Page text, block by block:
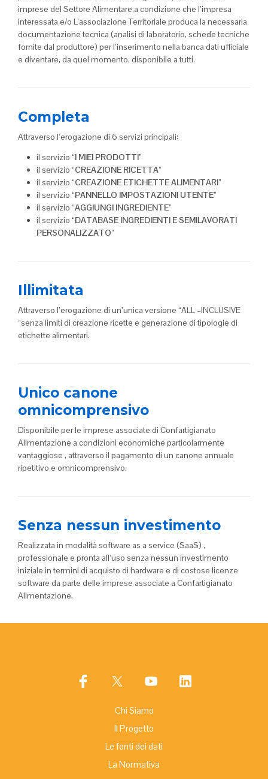
imprese del Settore Alimentare,a condizione che l’impresa
interessata e/o L’associazione Territoriale produca la necessaria
documentazione tecnica (analisi di laboratorio, schede tecniche
fornite dal produttore) per l’inserimento nella banca dati ufficiale
e diventare, da quel momento, disponibile a tutti.
Completa
Attraverso l’erogazione di 6 servizi principali:
il servizio “I MIEI PRODOTTI”
il servizio “CREAZIONE RICETTA”
il servizio “CREAZIONE ETICHETTE ALIMENTARI”
il servizio “PANNELLO IMPOSTAZIONI UTENTE”
il servizio “AGGIUNGI INGREDIENTE”
il servizio “DATABASE INGREDIENTI E SEMILAVORATI
PERSONALIZZATO”
Illimitata
Attraverso l’erogazione di un’unica versione “ALL –INCLUSIVE
“senza limiti di creazione ricette e generazione di tipologie di
etichette alimentari.
Unico canone
omnicomprensivo
Disponibile per le imprese associate di Confartigianato
Alimentazione a condizioni economiche particolarmente
vantaggiose , attraverso il pagamento di un canone annuale
ripetitivo e omnicomprensivo.
Senza nessun investimento
Realizzata in modalità software as a service (SaaS) ,
professionale e pronta all’uso senza nessun investimento
iniziale in termini di acquisto di hardware e di costose licenze
software da parte delle imprese associate a Confartigianato
Alimentazione.
Chi Siamo
Il Progetto
Le fonti dei dati
La Normativa